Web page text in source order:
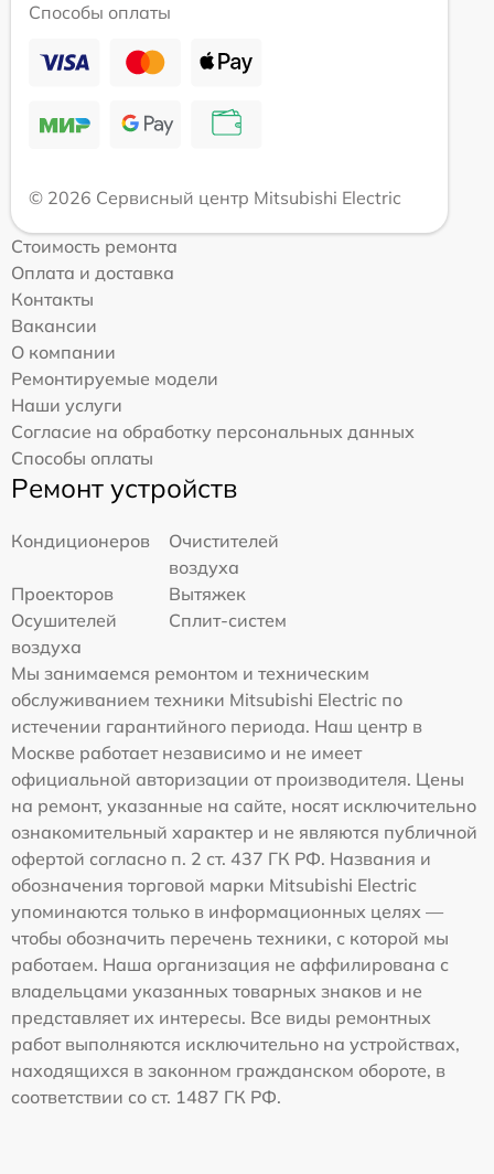
Способы оплаты
© 2026 Сервисный центр Mitsubishi Electric
Стоимость ремонта
Оплата и доставка
Контакты
Вакансии
О компании
Ремонтируемые модели
Наши услуги
Согласие на обработку персональных данных
Способы оплаты
Ремонт устройств
Кондиционеров
Очистителей
воздуха
Проекторов
Вытяжек
Осушителей
воздуха
Сплит-систем
Мы занимаемся ремонтом и техническим
обслуживанием техники Mitsubishi Electric по
истечении гарантийного периода. Наш центр в
Москве работает независимо и не имеет
официальной авторизации от производителя. Цены
на ремонт, указанные на сайте, носят исключительно
ознакомительный характер и не являются публичной
офертой согласно п. 2 ст. 437 ГК РФ. Названия и
обозначения торговой марки Mitsubishi Electric
упоминаются только в информационных целях —
чтобы обозначить перечень техники, с которой мы
работаем. Наша организация не аффилирована с
владельцами указанных товарных знаков и не
представляет их интересы. Все виды ремонтных
работ выполняются исключительно на устройствах,
находящихся в законном гражданском обороте, в
соответствии со ст. 1487 ГК РФ.